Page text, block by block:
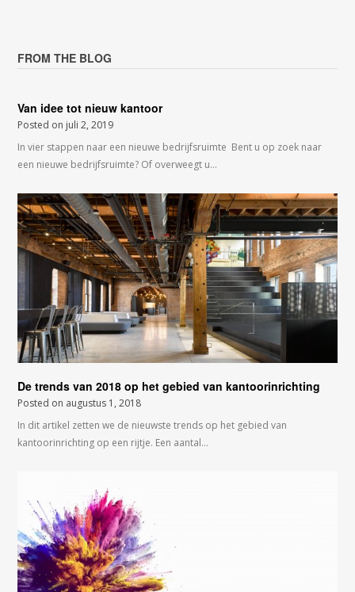
FROM THE BLOG
Van idee tot nieuw kantoor
Posted on juli 2, 2019
In vier stappen naar een nieuwe bedrijfsruimte Bent u op zoek naar
een nieuwe bedrijfsruimte? Of overweegt u…
De trends van 2018 op het gebied van kantoorinrichting
Posted on augustus 1, 2018
In dit artikel zetten we de nieuwste trends op het gebied van
kantoorinrichting op een rijtje. Een aantal…